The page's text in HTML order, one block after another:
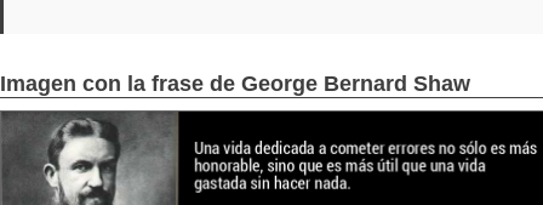
Imagen con la frase de George Bernard Shaw